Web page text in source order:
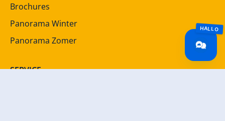
Brochures
Panorama Winter
Panorama Zomer
SERVICE